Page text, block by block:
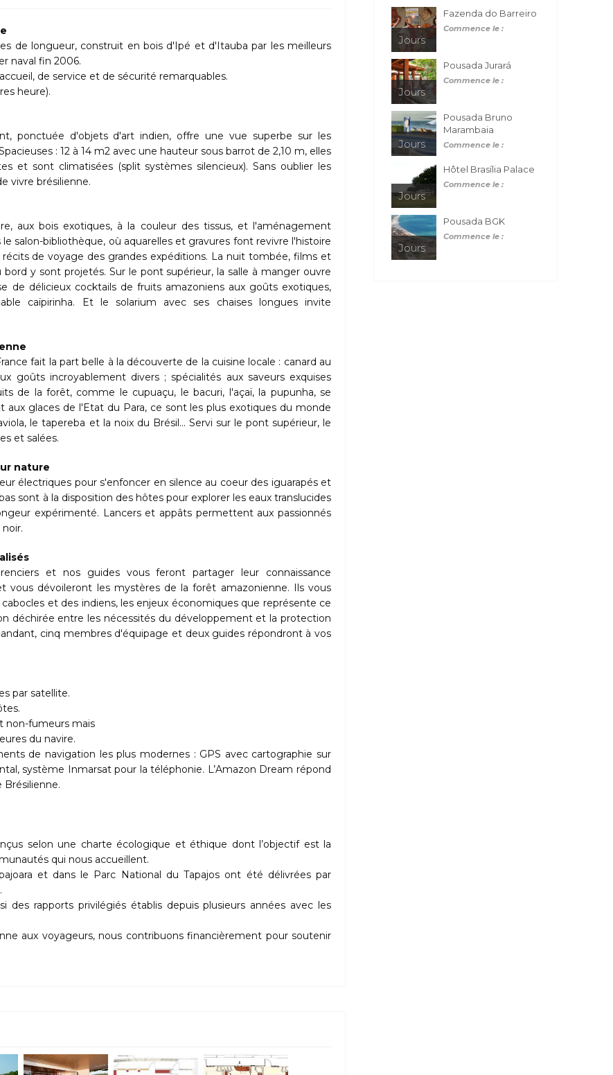
de longueur, construit en bois d'Ipé et d'Itauba par les meilleurs
naval fin 2006.
de service et de sécurité remarquables.
heure).
ponctuée d'objets d'art indien, offre une vue superbe sur les
: 12 à 14 m2 avec une hauteur sous barrot de 2,10 m, elles
et sont climatisées (split systèmes silencieux). Sans oublier les
vivre brésilienne.
aux bois exotiques, à la couleur des tissus, et l'aménagement
salon-bibliothèque, où aquarelles et gravures font revivre l'histoire
de voyage des grandes expéditions. La nuit tombée, films et
y sont projetés. Sur le pont supérieur, la salle à manger ouvre
de délicieux cocktails de fruits amazoniens aux goûts exotiques,
caïpirinha. Et le solarium avec ses chaises longues invite
fait la part belle à la découverte de la cuisine locale : canard au
goûts incroyablement divers ; spécialités aux saveurs exquises
de la forêt, comme le cupuaçu, le bacuri, l'açaï, la pupunha, se
glaces de l'Etat du Para, ce sont les plus exotiques du monde
le tapereba et la noix du Brésil... Servi sur le pont supérieur, le
et salées.
nature
électriques pour s'enfoncer en silence au coeur des iguarapés et
sont à la disposition des hôtes pour explorer les eaux translucides
expérimenté. Lancers et appâts permettent aux passionnés
et nos guides vous feront partager leur connaissance
dévoileront les mystères de la forêt amazonienne. Ils vous
et des indiens, les enjeux économiques que représente ce
déchirée entre les nécessités du développement et la protection
cinq membres d'équipage et deux guides répondront à vos
par satellite.
non-fumeurs mais
du navire.
de navigation les plus modernes : GPS avec cartographie sur
système Inmarsat pour la téléphonie. L’Amazon Dream répond
Brésilienne.
selon une charte écologique et éthique dont l’objectif est la
qui nous accueillent.
et dans le Parc National du Tapajos ont été délivrées par
des rapports privilégiés établis depuis plusieurs années avec les
aux voyageurs, nous contribuons financièrement pour soutenir
Jours
Fazenda do Barreiro
Commence le :
Jours
Pousada Jurará
Commence le :
Jours
Pousada Bruno
Marambaia
Commence le :
Jours
Hôtel Brasília Palace
Commence le :
Jours
Pousada BGK
Commence le :